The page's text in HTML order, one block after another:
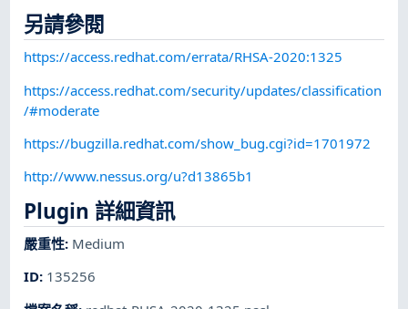
另請參閱
https://access.redhat.com/errata/RHSA-2020:1325
https://access.redhat.com/security/updates/classification
/#moderate
https://bugzilla.redhat.com/show_bug.cgi?id=1701972
http://www.nessus.org/u?d13865b1
Plugin 詳細資訊
嚴重性: Medium
ID: 135256